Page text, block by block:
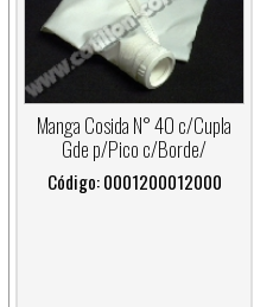
Manga Cosida N° 40 c/Cupla
Gde p/Pico c/Borde/
Código: 0001200012000